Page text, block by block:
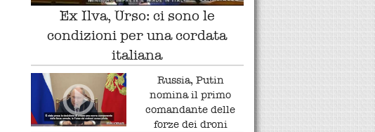
Ex Ilva, Urso: ci sono le
condizioni per una cordata
italiana
Russia, Putin
nomina il primo
comandante delle
forze dei droni